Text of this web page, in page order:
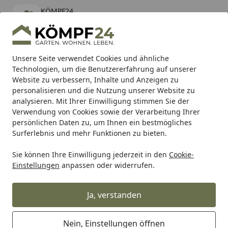
Unsere Seite verwendet Cookies und ähnliche
Technologien, um die Benutzererfahrung auf unserer
Website zu verbessern, Inhalte und Anzeigen zu
personalisieren und die Nutzung unserer Website zu
analysieren. Mit Ihrer Einwilligung stimmen Sie der
Verwendung von Cookies sowie der Verarbeitung Ihrer
persönlichen Daten zu, um Ihnen ein bestmögliches
Surferlebnis und mehr Funktionen zu bieten.
Sie können Ihre Einwilligung jederzeit in den Cookie-
Einstellungen anpassen oder widerrufen.
Ja, verstanden
Nein, Einstellungen öffnen
KÖMPF24
kostenlos - Im App Store
Hotline
Alle Produkte
Mein Konto
Suchen
Karibu Pools inkl. gratis Sandfilteranlage & Pool-
Starterset (Gesamtwert bis 468,99€)
Startseite
Zaun Sichtschutzzaun Holz Sichtschutz Zäune
TraumGarten Arzago 179x179 cm